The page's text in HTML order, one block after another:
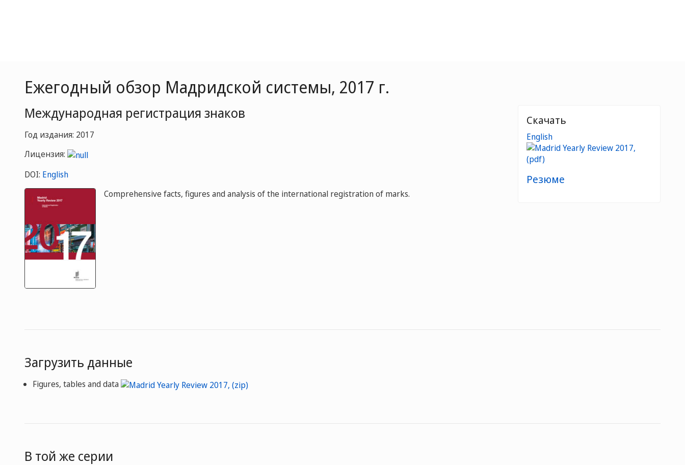
Ежегодный обзор Мадридской системы, 2017 г.
Международная регистрация знаков
Год издания: 2017
Лицензия:
DOI: English
Comprehensive facts, figures and analysis of the international registration of marks.
Скачать
English
Резюме
Загрузить данные
Figures, tables and data
В той же серии